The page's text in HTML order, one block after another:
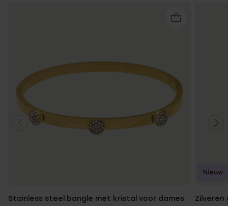
Stainless steel bangle met kristal voor dames
Nieuw